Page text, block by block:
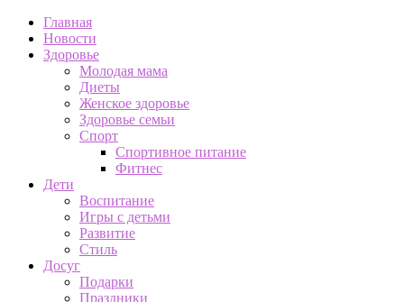
Главная
Новости
Здоровье
Молодая мама
Диеты
Женское здоровье
Здоровье семьи
Спорт
Спортивное питание
Фитнес
Дети
Воспитание
Игры с детьми
Развитие
Стиль
Досуг
Подарки
Праздники